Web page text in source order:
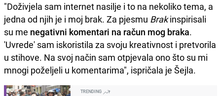
"Doživjela sam internet nasilje i to na nekoliko tema, a
jedna od njih je i moj brak. Za pjesmu Brakinspirisali
su me negativni komentari na račun mog braka.
'Uvrede' sam iskoristila za svoju kreativnost i pretvorila
u stihove. Na svoj način sam otpjevala ono što su mi
mnogi poželjeli u komentarima", ispričala je Šejla.
TRENDING